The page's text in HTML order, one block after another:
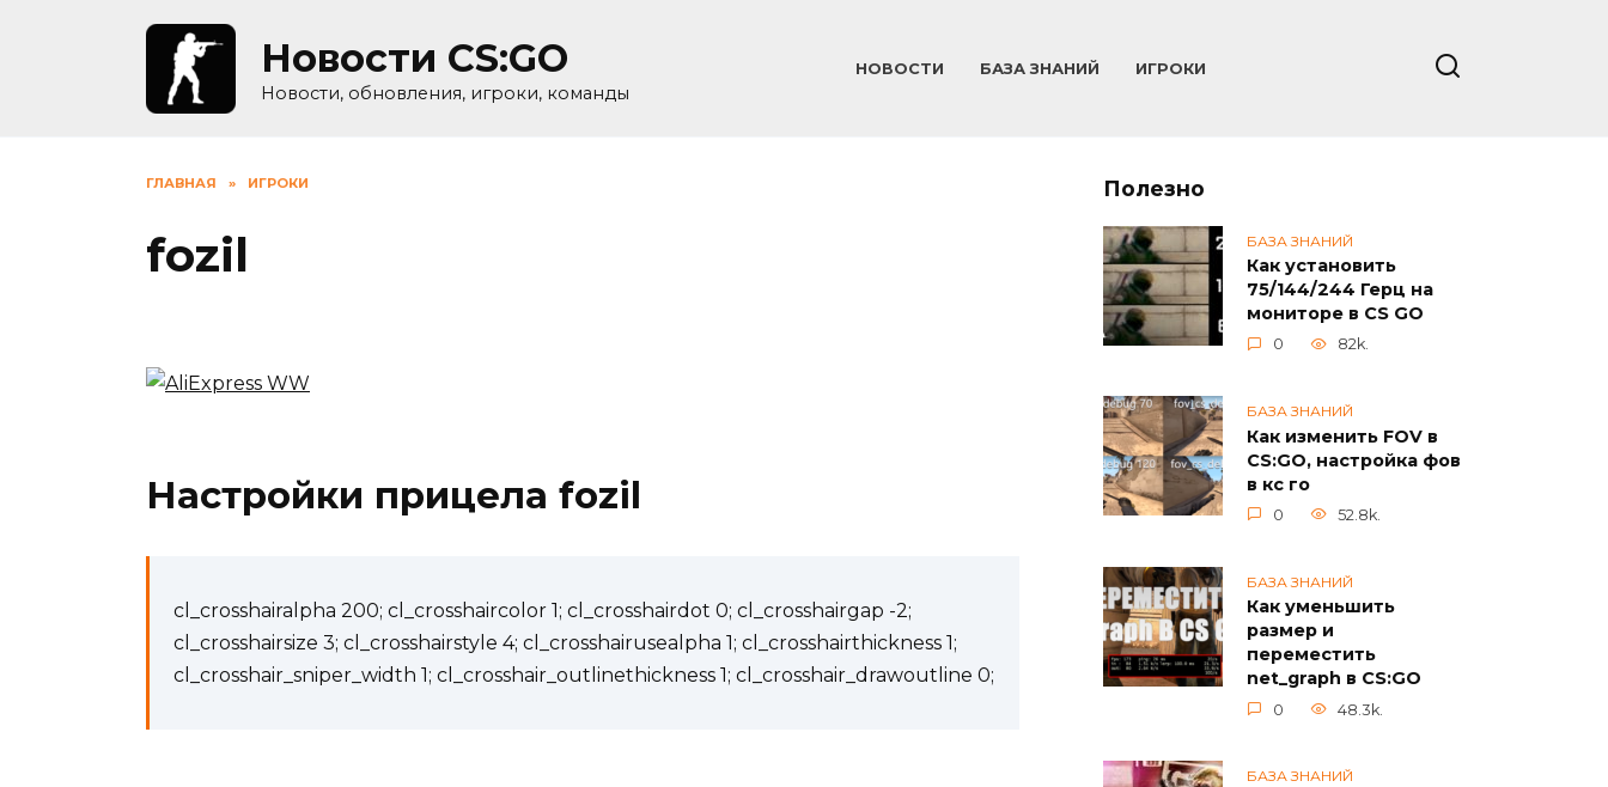
Новости CS:GO
Новости, обновления, игроки, команды
НОВОСТИ БАЗА ЗНАНИЙ ИГРОКИ
ГЛАВНАЯ » ИГРОКИ
fozil
Настройки прицела fozil
cl_crosshairalpha 200; cl_crosshaircolor 1; cl_crosshairdot 0; cl_crosshairgap -2;
cl_crosshairsize 3; cl_crosshairstyle 4; cl_crosshairusealpha 1; cl_crosshairthickness 1;
cl_crosshair_sniper_width 1; cl_crosshair_outlinethickness 1; cl_crosshair_drawoutline 0;
Полезно
БАЗА ЗНАНИЙ
Как установить
75/144/244 Герц на
мониторе в CS GO
0 82k.
БАЗА ЗНАНИЙ
Как изменить FOV в
CS:GO, настройка фов
в кс го
0 52.8k.
БАЗА ЗНАНИЙ
Как уменьшить
размер и
переместить
net_graph в CS:GO
0 48.3k.
БАЗА ЗНАНИЙ